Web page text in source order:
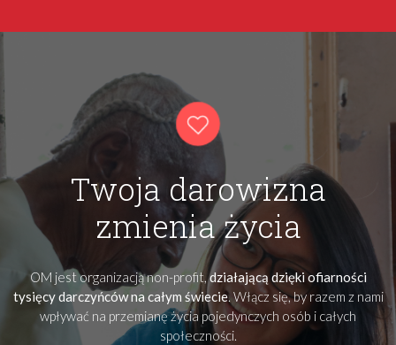
Twoja darowizna
zmienia życia
OM jest organizacją non-profit,działającą dzięki ofiarności
tysięcy darczyńców na całym świecie. Włącz się, by razem z nami
wpływać na przemianę życia pojedynczych osób i całych
społeczności.